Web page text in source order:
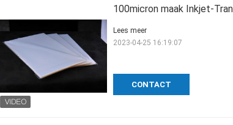
100micron maak Inkjet-
CONTACT
Lees meer
2023-04-25 16:19:07